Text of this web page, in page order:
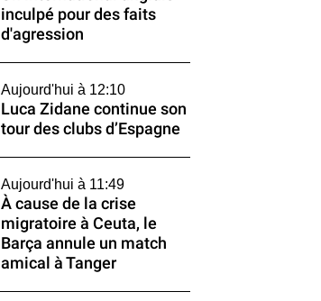
inculpé pour des faits
d'agression
Aujourd'hui à 12:10
Luca Zidane continue son
tour des clubs d’Espagne
Aujourd'hui à 11:49
À cause de la crise
migratoire à Ceuta, le
Barça annule un match
amical à Tanger